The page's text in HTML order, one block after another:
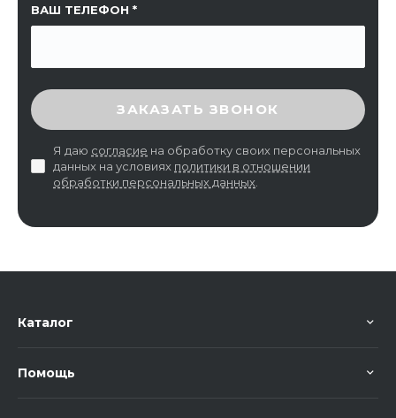
ВАШ ТЕЛЕФОН
ВВЕДИТЕ ПРОВЕРОЧНЫЙ КОД
ЗАКАЗАТЬ ЗВОНОК
Я даю согласие на обработку своих персональных
данных на условиях политики в отношении
обработки персональных данных
Каталог
Помощь